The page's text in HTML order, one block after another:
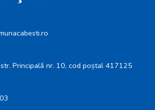
Principală nr. 10, cod poștal 417125